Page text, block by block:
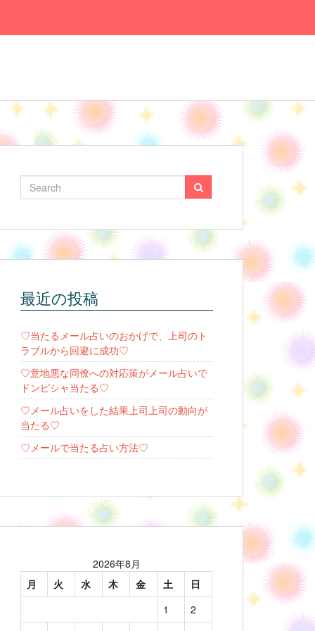
最近の投稿
♡当たるメール占いのおかげで、上司のト
ラブルから回避に成功♡
♡意地悪な同僚への対応策がメール占いで
ドンピシャ当たる♡
♡メール占いをした結果上司上司の動向が
当たる♡
♡メールで当たる占い方法♡
2026年8月
月
火 水 木 金 土
日
1
2